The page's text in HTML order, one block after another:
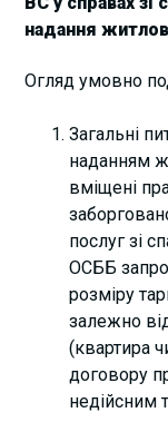
надання
Огляд умовно
Загальні
наданням
вміщені
послуг зі
ОСББ
розміру
залежно
(квартира
договору
недійсним